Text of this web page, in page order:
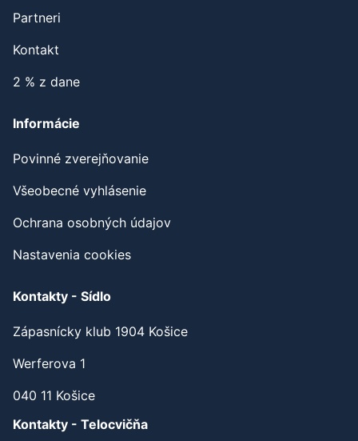
Povinné zverejňovanie
Všeobecné vyhlásenie
Ochrana osobných údajov
Kontakty - Sídlo
Zápasnícky klub 1904 Košice
Kontakty - Telocvičňa